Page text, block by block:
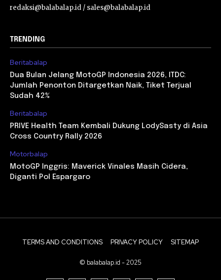
redaksi@balabalap.id / sales@balabalap.id
TRENDING
Beritabalap
Dua Bulan Jelang MotoGP Indonesia 2026, ITDC:
Jumlah Penonton Ditargetkan Naik, Tiket Terjual
Sudah 42%
Beritabalap
PRIVE Health Team Kembali Dukung LodySasty di Asia
Cross Country Rally 2026
Motorbalap
MotoGP Inggris: Maverick Vinales Masih Cidera,
Diganti Pol Espargaro
TERMS AND CONDITIONS PRIVACY POLICY SITEMAP
© balabalap.id - 2025